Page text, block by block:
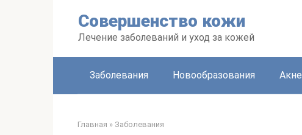
Совершенство кожи
Лечение заболеваний и уход за кожей
Заболевания Новообразования Акне
Главная » Заболевания